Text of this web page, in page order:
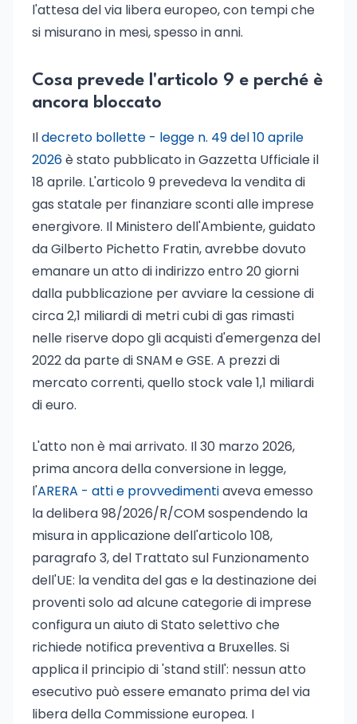
l'attesa del via libera europeo, con tempi che
si misurano in mesi, spesso in anni.
Cosa prevede l'articolo 9 e perché è
ancora bloccato
Ildecreto bollette - legge n. 49 del 10 aprile
2026è stato pubblicato in Gazzetta Ufficiale il
18 aprile. L'articolo 9 prevedeva la vendita di
gas statale per finanziare sconti alle imprese
energivore. Il Ministero dell'Ambiente, guidato
da Gilberto Pichetto Fratin, avrebbe dovuto
emanare un atto di indirizzo entro 20 giorni
dalla pubblicazione per avviare la cessione di
circa 2,1 miliardi di metri cubi di gas rimasti
nelle riserve dopo gli acquisti d'emergenza del
2022 da parte di SNAM e GSE. A prezzi di
mercato correnti, quello stock vale 1,1 miliardi
di euro.
L'atto non è mai arrivato. Il 30 marzo 2026,
prima ancora della conversione in legge,
l'ARERA - atti e provvedimentiaveva emesso
la delibera 98/2026/R/COM sospendendo la
misura in applicazione dell'articolo 108,
paragrafo 3, del Trattato sul Funzionamento
dell'UE: la vendita del gas e la destinazione dei
proventi solo ad alcune categorie di imprese
configura un aiuto di Stato selettivo che
richiede notifica preventiva a Bruxelles. Si
applica il principio di 'stand still': nessun atto
esecutivo può essere emanato prima del via
libera della Commissione europea. I